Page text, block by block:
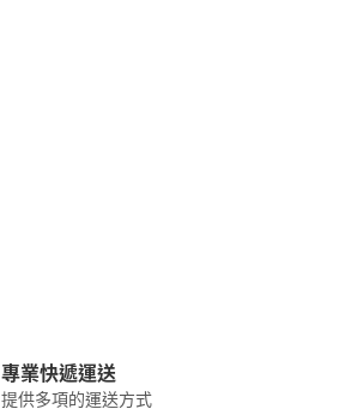
專業快遞運送
提供多項的運送方式